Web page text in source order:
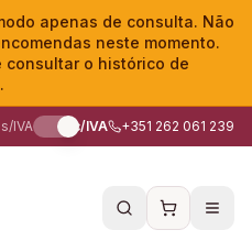
apenas de consulta. Não
neste momento.
consultar o histórico de
s/IVA c/IVA +351 262 061 239